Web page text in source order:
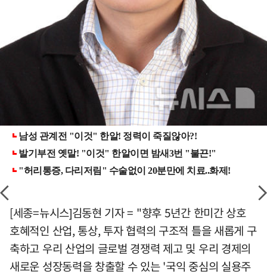
[세종=뉴시스]김동현 기자 = "향후 5년간 한미간 상호
호혜적인 산업, 통상, 투자 협력의 구조적 틀을 새롭게 구
축하고 우리 산업의 글로벌 경쟁력 제고 및 우리 경제의
새로운 성장동력을 창출할 수 있는 '국익 중심의 실용주